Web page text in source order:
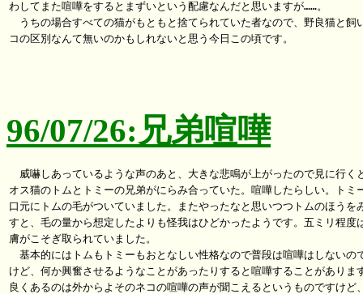
わしてまた喧嘩をするとまずいという配慮なんだと思いますが……。
うちの場合すべての猫がもともと捨てられていた者なので、野良猫と飼
コの区別なんて無いのかもしれないと思う今日この頃です。
96/07/26:兄弟喧嘩
威嚇しあっているような声のあと、大きな悲鳴が上がったので見に行く
オス猫のトムとトミーの兄弟がにらみ合っていた。喧嘩したらしい。トミ
口元にトムの毛がついていました。またやったなと思いつつトムのほうを
すと、毛の量から想定したよりも怪我はひどかったようです。五ミリ程度
膚がこそぎ取られていました。
基本的にはトムもトミーもおとなしい性格なので普段は喧嘩はしないの
けど、何か興奮させるようなことがあったりすると喧嘩することがありま
良くあるのは外からよそのネコの喧嘩の声が聞こえるというものですけど